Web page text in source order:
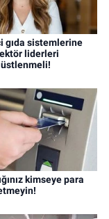
gıda sistemlerine
liderleri
kimseye para